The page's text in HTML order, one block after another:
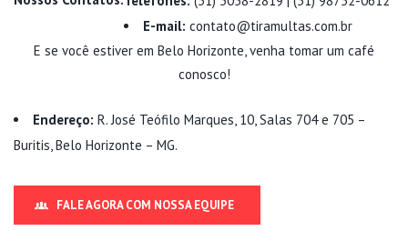
E-mail: contato@tiramultas.com.br
E se você estiver em Belo Horizonte, venha tomar um café
conosco!
Endereço: R. José Teófilo Marques, 10, Salas 704 e 705 –
Buritis, Belo Horizonte – MG.
FALE AGORA COM NOSSA EQUIPE